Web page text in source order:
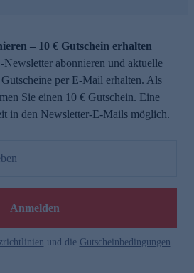
– 10 € Gutschein erhalten
abonnieren und aktuelle
per E-Mail erhalten. Als
Sie einen 10 € Gutschein. Eine
in den Newsletter-E-Mails möglich.
Anmelden
und die Gutscheinbedingungen